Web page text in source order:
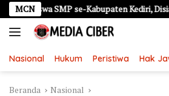
Langsung
ke
konten
MCN
SMP se-Kabupaten Kediri, Disiapkan
Nasional Hukum Peristiwa Hak
Beranda Nasional